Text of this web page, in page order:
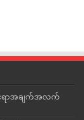
ရာအချက်အလက်